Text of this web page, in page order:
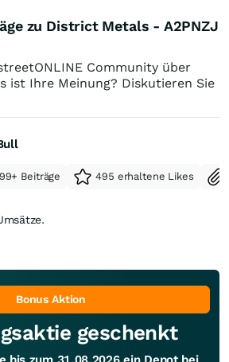
zu District Metals - A2PNZJ
Community über
ist Ihre Meinung? Diskutieren Sie
Beiträge 495 erhaltene Likes
Bonus Aktion
geschenkt